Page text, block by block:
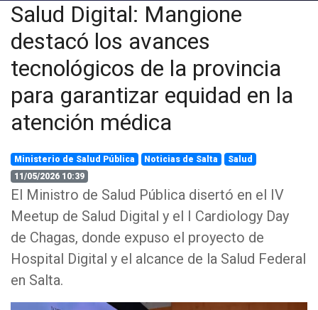
Salud Digital: Mangione
destacó los avances
tecnológicos de la provincia
para garantizar equidad en la
atención médica
Ministerio de Salud Pública Noticias de Salta
Salud
11/05/2026 10:39
El Ministro de Salud Pública disertó en el IV
Meetup de Salud Digital y el I Cardiology Day
de Chagas, donde expuso el proyecto de
Hospital Digital y el alcance de la Salud Federal
en Salta.